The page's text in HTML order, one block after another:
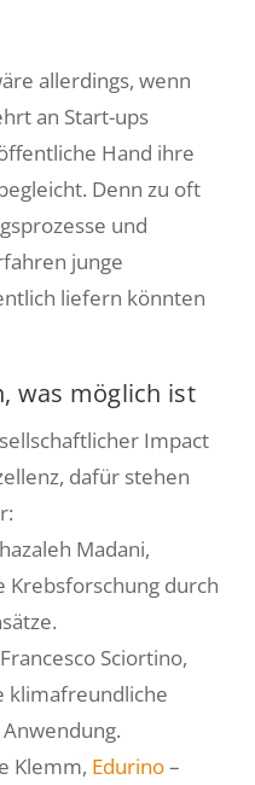
allerdings, wenn
an Start-ups
Hand ihre
Denn zu oft
und
junge
liefern könnten
was möglich ist
Impact
dafür stehen
Madani,
durch
Sciortino,
klimafreundliche
Klemm, Edurino–